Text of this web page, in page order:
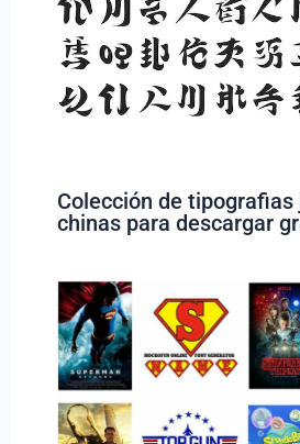
Colección de tipografias
chinas para descargar